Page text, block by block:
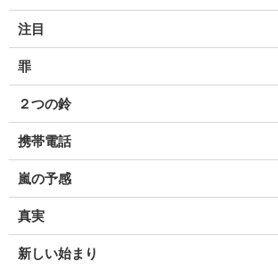
注目
罪
２つの鈴
携帯電話
嵐の予感
真実
新しい始まり